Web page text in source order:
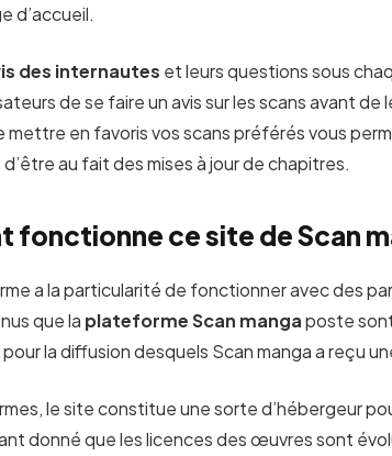
d’accueil.
des internautes et leurs questions sous
de se faire un avis sur les scans avant de
en favoris vos scans préférés vous
au fait des mises à jour de chapitres.
fonctionne ce site de Scan
a la particularité de fonctionner avec des
que la plateforme Scan mangaposte
la diffusion desquels Scan manga a reçu
le site constitue une sorte d’hébergeur
donné que les licences des œuvres sont